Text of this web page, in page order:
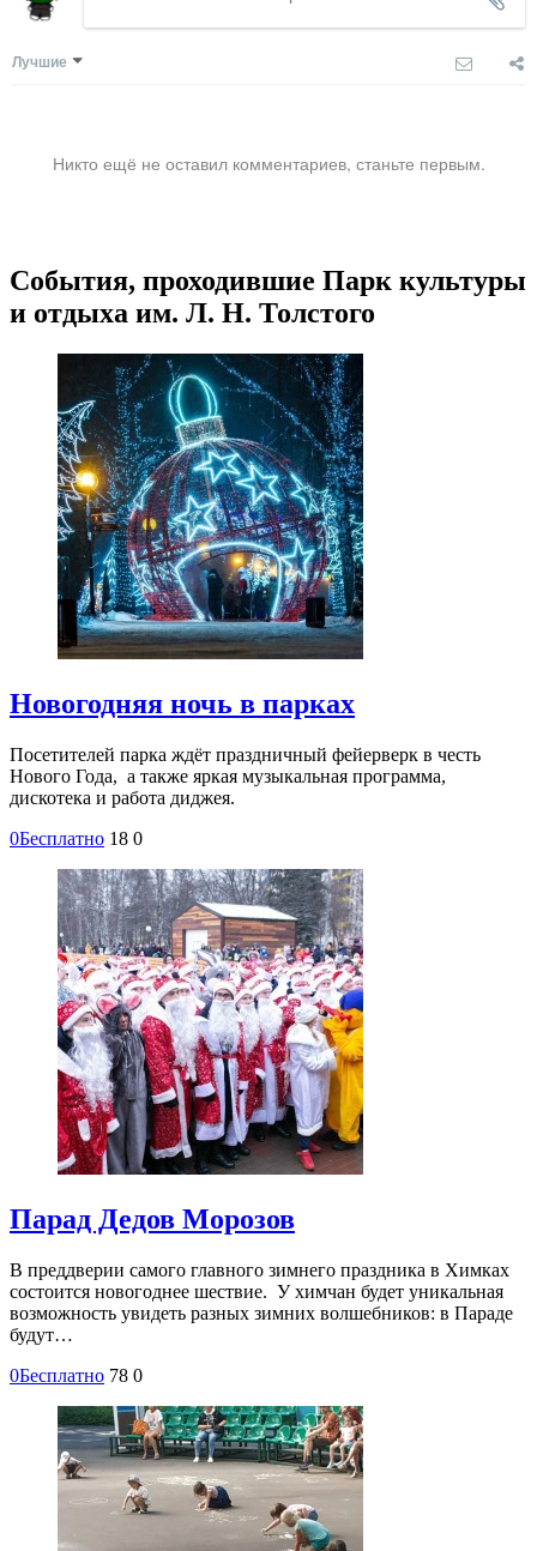
Лучшие
Никто ещё не оставил комментариев, станьте первым.
События, проходившие Парк культуры
и отдыха им. Л. Н. Толстого
Новогодняя ночь в парках
Посетителей парка ждёт праздничный фейерверк в честь
Нового Года, а также яркая музыкальная программа,
дискотека и работа диджея.
0Бесплатно 18 0
Парад Дедов Морозов
В преддверии самого главного зимнего праздника в Химках
состоится новогоднее шествие. У химчан будет уникальная
возможность увидеть разных зимних волшебников: в Параде
будут…
0Бесплатно 78 0